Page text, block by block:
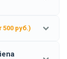
500 руб.)